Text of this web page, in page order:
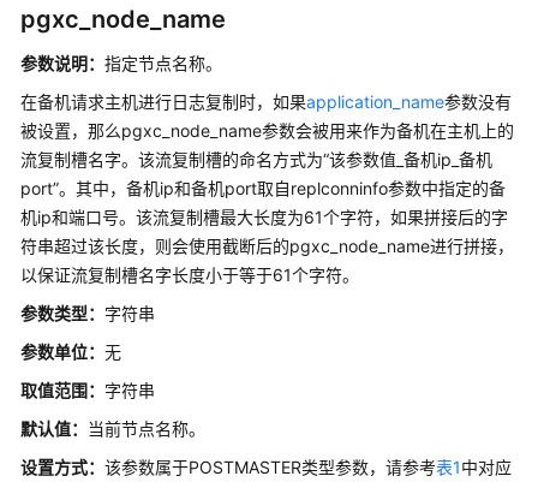
性
快
照
黑
子
相
关
参
数
全
置
pgxc_node_name
参数说明： 指定节点名称。
在备机请求主机进行日志复制时，如果application_name参数没有
被设置，那么pgxc_node_name参数会被用来作为备机在主机上的
流复制槽名字。该流复制槽的命名方式为“该参数值_备机ip_备机
port”。其中，备机ip和备机port取自replconninfo参数中指定的备
机ip和端口号。该流复制槽最大长度为61个字符，如果拼接后的字
符串超过该长度，则会使用截断后的pgxc_node_name进行拼接，
以保证流复制槽名字长度小于等于61个字符。
参数类型： 字符串
参数单位： 无
取值范围： 字符串
默认值： 当前节点名称。
设置方式： 该参数属于POSTMASTER类型参数，请参考表1中对应